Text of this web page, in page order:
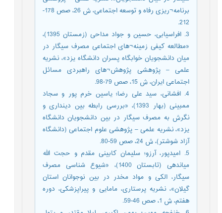
برنامه¬ریزی رفاه و توسعه اجتماعی، ش 26، صص 178-
212.
3. افراسیابی، حسین و جواد مداحی (زمستان 1395)،
«مطالعه کیفی زمینه¬های اجتماعی مصرف سیگار در
میان دانشجویان خوابگاه پسران دانشگاه یزد»، نشریه
علمی – پژوهشی پژوهش¬های راهبردی مسائل
اجتماعی ایران، ش 15، صص 79-98.
4. افشانی، سید علی رضا؛ یاسین خرم پور و سجاد
ممبینی (بهار 1393)، «بررسی رابطه بین دینداری و
نگرش به مصرف سیگار در بین دانشجویان دانشگاه
یزد»، نشریه علمی – پژوهشی علوم اجتماعی (دانشگاه
آزاد شوشتر)، ش 24، صص 59-80.
5. امیدپور، آرزو؛ سلیمان کابینی مقدم و حجت الله
میاندهی (تابستان 1400)، «شیوع شناسی مصرف
سیگار، الکی و مواد مخدر در بین نوجوانان استان
گیلان»، نشریه پرستاری، مامایی و پیراپزشکی، دوره
هفتم، ش 1، صص 46-59.